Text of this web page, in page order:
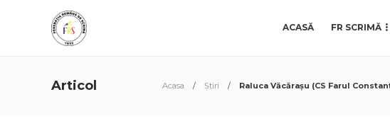
ACASĂ FR SCRIMĂ
Articol Acasa Știri Raluca Văcărașu (CS Farul